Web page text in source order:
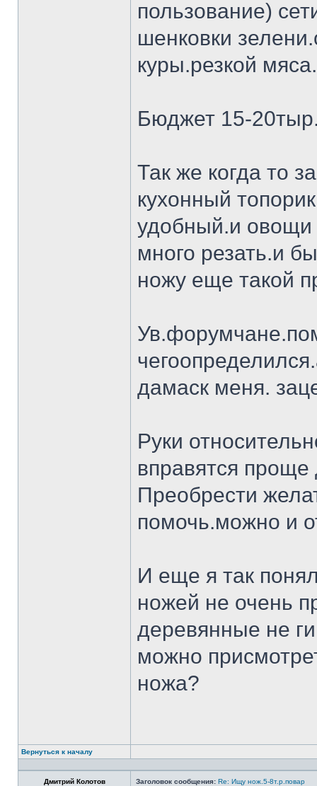
пользование)
шенковки
куры.резкой
Бюджет 15-
Так же когда то
кухонный
удобный.и овощи
много резать.и
ножу еще такой
дамаск меня.
Руки
вправятся
Преобрести
помочь.можно и
И еще я так
ножей не очень
деревянные не
можно
ножа?
Вернуться к началу
Дмитрий Колотов Заголовок сообщения: Re: Ищу нож.5-8т.р.повар